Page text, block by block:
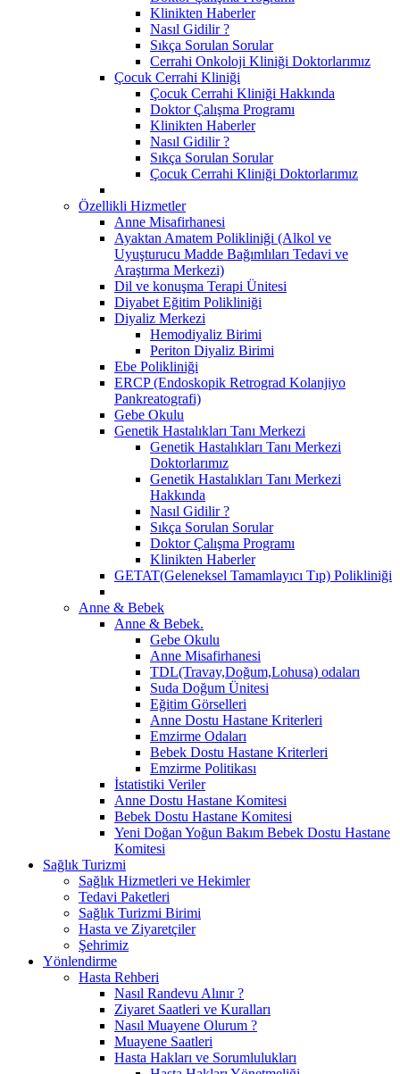
Klinikten Haberler
Nasıl Gidilir ?
Sıkça Sorulan Sorular
Cerrahi Onkoloji Kliniği Doktorlarımız
Çocuk Cerrahi Kliniği
Çocuk Cerrahi Kliniği Hakkında
Doktor Çalışma Programı
Klinikten Haberler
Nasıl Gidilir ?
Sıkça Sorulan Sorular
Çocuk Cerrahi Kliniği Doktorlarımız
Özellikli Hizmetler
Anne Misafirhanesi
Ayaktan Amatem Polikliniği (Alkol ve
Uyuşturucu Madde Bağımlıları Tedavi ve
Araştırma Merkezi)
Dil ve konuşma Terapi Ünitesi
Diyabet Eğitim Polikliniği
Diyaliz Merkezi
Hemodiyaliz Birimi
Periton Diyaliz Birimi
Ebe Polikliniği
ERCP (Endoskopik Retrograd Kolanjiyo
Pankreatografi)
Gebe Okulu
Genetik Hastalıkları Tanı Merkezi
Genetik Hastalıkları Tanı Merkezi
Doktorlarımız
Genetik Hastalıkları Tanı Merkezi
Hakkında
Nasıl Gidilir ?
Sıkça Sorulan Sorular
Doktor Çalışma Programı
Klinikten Haberler
GETAT(Geleneksel Tamamlayıcı Tıp) Polikliniği
Anne & Bebek
Anne & Bebek.
Gebe Okulu
Anne Misafirhanesi
TDL(Travay,Doğum,Lohusa) odaları
Suda Doğum Ünitesi
Eğitim Görselleri
Anne Dostu Hastane Kriterleri
Emzirme Odaları
Bebek Dostu Hastane Kriterleri
Emzirme Politikası
İstatistiki Veriler
Anne Dostu Hastane Komitesi
Bebek Dostu Hastane Komitesi
Yeni Doğan Yoğun Bakım Bebek Dostu Hastane
Komitesi
Sağlık Turizmi
Sağlık Hizmetleri ve Hekimler
Tedavi Paketleri
Sağlık Turizmi Birimi
Hasta ve Ziyaretçiler
Şehrimiz
Yönlendirme
Hasta Rehberi
Nasıl Randevu Alınır ?
Ziyaret Saatleri ve Kuralları
Nasıl Muayene Olurum ?
Muayene Saatleri
Hasta Hakları ve Sorumlulukları